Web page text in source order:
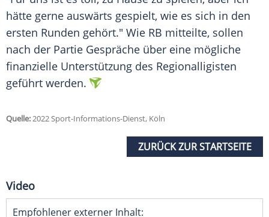
hätte gerne auswärts gespielt, wie es sich in den
ersten Runden gehört." Wie RB mitteilte, sollen
nach der Partie Gespräche über eine mögliche
finanzielle Unterstützung des Regionalligisten
geführt werden.
Quelle:2022 Sport-Informations-Dienst, Köln
ZURÜCK ZUR STARTSEITE
Video
Empfohlener externer Inhalt: